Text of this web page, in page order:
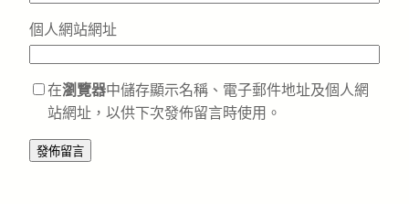
個人網站網址
在瀏覽器中儲存顯示名稱、電子郵件地址及個人網
站網址，以供下次發佈留言時使用。